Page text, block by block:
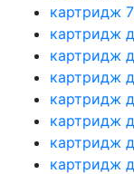
картридж
картридж
картридж
картридж
картридж
картридж
картридж
картридж